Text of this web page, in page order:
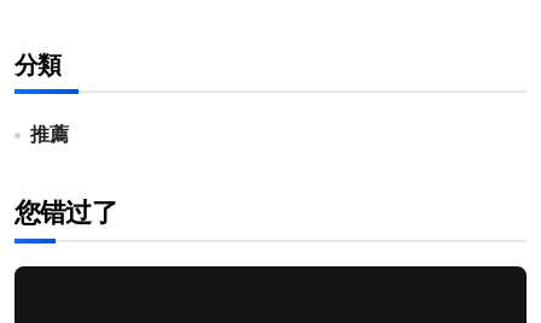
分類
推薦
您错过了